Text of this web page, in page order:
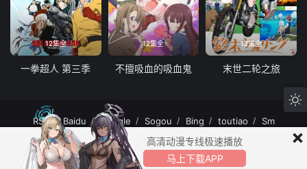
12集全
一拳超人 第三季
12集全
不擅吸血的吸血鬼
12集全
末世二轮之旅
RSS Baidu Google Sogou Bing toutiao Sm
MuteFun动漫网站-无声乐趣-(゜-゜)つロ 干杯~MuteFun动漫网站所有内容均来
自互联网分享站点所提供的公开引用资源，未提供资源上传、存储服务。
×
高清动漫专线极速播放
马上下载APP